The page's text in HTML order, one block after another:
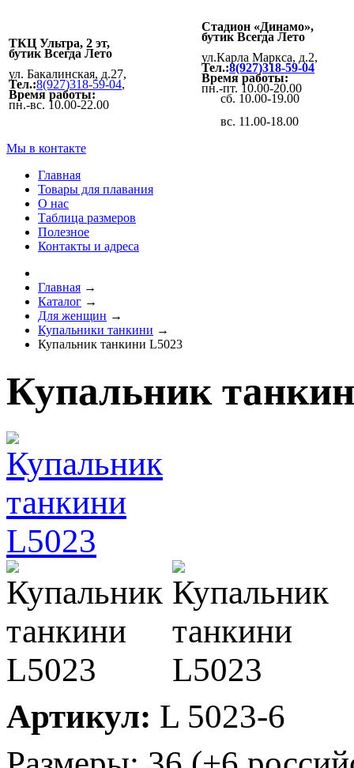
ТКЦ Ультра, 2 эт,
бутик Всегда Лето
ул. Бакалинская, д.27,
Тел.:8(927)318-59-04,
Время работы:
пн.-вс. 10.00-22.00
Стадион «Динамо»,
бутик Всегда Лето
ул.Карла Маркса, д.2,
Тел.:8(927)318-59-04
Время работы:
пн.-пт. 10.00-20.00
сб. 10.00-19.00
вс. 11.00-18.00
Мы в контакте
Главная
Товары для плавания
О нас
Таблица размеров
Полезное
Контакты и адреса
Главная →
Каталог →
Для женщин →
Купальники танкини →
Купальник танкини L5023
Купальник
Артикул: L 5023-6